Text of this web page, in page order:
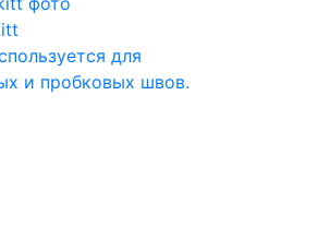
для
и пробковых швов.